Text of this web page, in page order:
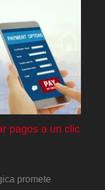
pagos a un clic
promete